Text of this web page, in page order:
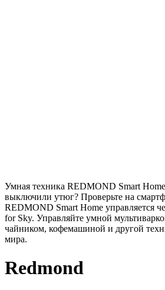
Умная техника REDMOND Smart
выключили утюг? Проверьте на
REDMOND Smart Home управляется
for Sky. Управляйте умной
чайником, кофемашиной и другой
мира.
Redmond